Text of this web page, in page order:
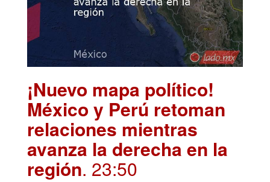
¡Nuevo mapa político!
México y Perú retoman
relaciones mientras
avanza la derecha en la
región. 23:50